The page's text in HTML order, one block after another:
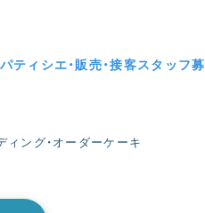
ィシエ・販売・接客スタッフ募
ィング・オーダーケーキ